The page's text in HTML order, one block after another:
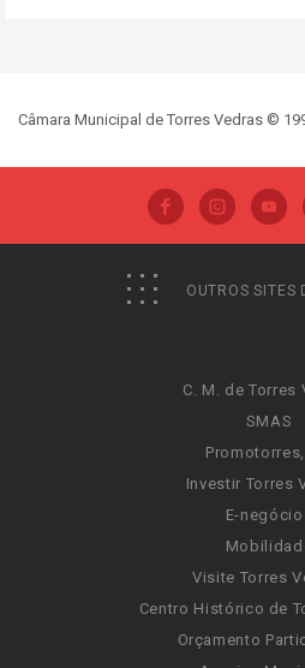
Câmara Municipal de Torres Vedras ©
OUTROS SITES
C. M. de Torres
SMAS
Promotorres,
Investir Torres
E-
Visite Torres
Centro Histórico de
Orçamento